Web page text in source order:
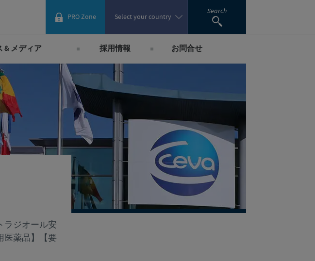
PRO Zone Select your country
Germany
Greece
Hungary
Indonesia
Japan
Portugal
Romania
Russia
Search
& メディア 採用情報
国内採用のご案内
お問合せ
ラジオール安
医薬品】【要